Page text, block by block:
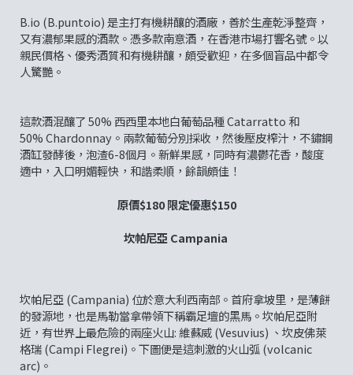
B.io (B.puntoio) 是主打有機耕釀的酒廠，善於生產乾淨整齊，
又有濃郁果感的酒款。憑多款南意酒，在香港市場打響名號。以
親民價格、優秀酒質和有機耕釀，頗受歡迎，在多個盲品中都令
人驚艷。
這款酒混釀了 50% 西西里本地白葡萄品種 Catarratto 和
50% Chardonnay。兩款葡萄分別採收，然後壓皮榨汁，不鏽鋼
酒缸發酵後，泡渣6-8個月。新鮮果感，同時有濃鬱花香，酸度
適中，入口明媚輕快，和諧柔順，餘韻頗佳！
原價$180 限定優惠$150
坎帕尼亞 Campania
坎帕尼亞 (Campania) 位於意大利西南部。首府拿坡里，是薄餅
的發源地，也是馬勒當拿帶領下稱霸足壇的黑馬。坎帕尼亞附
近，有世界上最危險的兩座火山: 維蘇威 (Vesuvius) 、坎皮佛萊
格瑞 (Campi Flegrei)。下圖便是這刺激的火山弧 (volcanic
arc)。